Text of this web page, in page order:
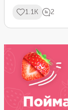
печени. Для
Важно
заменить на
нужно
1.1K 2